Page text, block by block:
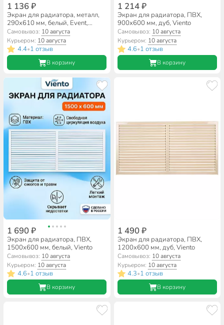
1 136 ₽
Экран для радиатора, металл,
290х610 мм, белый, Event,
РЭМ-3-кс
Самовывоз: 10 августа
Курьером: 10 августа
4.4•1 отзыв
В корзину
1 214 ₽
Экран для радиатора, ПВХ,
900х600 мм, дуб, Viento
Самовывоз: 10 августа
Курьером: 10 августа
4.6•1 отзыв
В корзину
1 690 ₽
Экран для радиатора, ПВХ,
1500х600 мм, белый, Viento
Самовывоз: 10 августа
Курьером: 10 августа
4.6•1 отзыв
В корзину
1 490 ₽
Экран для радиатора, ПВХ,
1200х600 мм, дуб, Viento
Самовывоз: 10 августа
Курьером: 10 августа
4.3•1 отзыв
В корзину